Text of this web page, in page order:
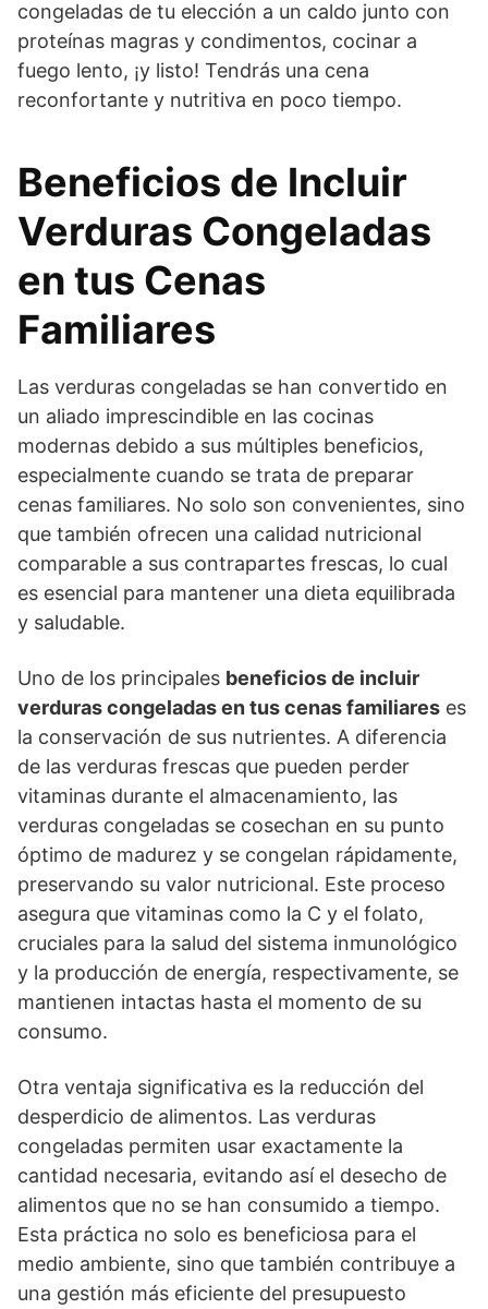
congeladas de tu elección a un caldo junto con
proteínas magras y condimentos, cocinar a
fuego lento, ¡y listo! Tendrás una cena
reconfortante y nutritiva en poco tiempo.
Beneficios de Incluir
Verduras Congeladas
en tus Cenas
Familiares
Las verduras congeladas se han convertido en
un aliado imprescindible en las cocinas
modernas debido a sus múltiples beneficios,
especialmente cuando se trata de preparar
cenas familiares. No solo son convenientes, sino
que también ofrecen una calidad nutricional
comparable a sus contrapartes frescas, lo cual
es esencial para mantener una dieta equilibrada
y saludable.
Uno de los principales beneficios de incluir
verduras congeladas en tus cenas familiares es
la conservación de sus nutrientes. A diferencia
de las verduras frescas que pueden perder
vitaminas durante el almacenamiento, las
verduras congeladas se cosechan en su punto
óptimo de madurez y se congelan rápidamente,
preservando su valor nutricional. Este proceso
asegura que vitaminas como la C y el folato,
cruciales para la salud del sistema inmunológico
y la producción de energía, respectivamente, se
mantienen intactas hasta el momento de su
consumo.
Otra ventaja significativa es la reducción del
desperdicio de alimentos. Las verduras
congeladas permiten usar exactamente la
cantidad necesaria, evitando así el desecho de
alimentos que no se han consumido a tiempo.
Esta práctica no solo es beneficiosa para el
medio ambiente, sino que también contribuye a
una gestión más eficiente del presupuesto